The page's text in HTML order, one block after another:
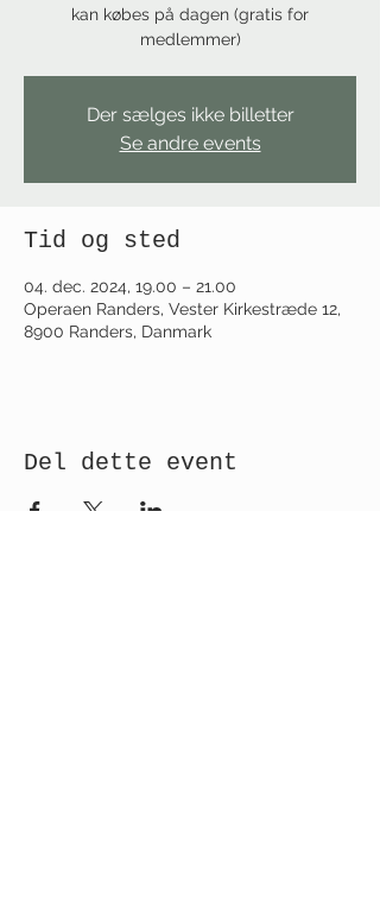
kan købes på dagen (gratis for
medlemmer)
Der sælges ikke billetter
Se andre events
Tid og sted
04. dec. 2024, 19.00 – 21.00
Operaen Randers, Vester Kirkestræde 12,
8900 Randers, Danmark
Del dette event